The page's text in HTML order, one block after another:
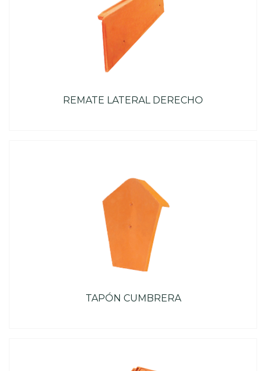
REMATE LATERAL DERECHO
TAPÓN CUMBRERA